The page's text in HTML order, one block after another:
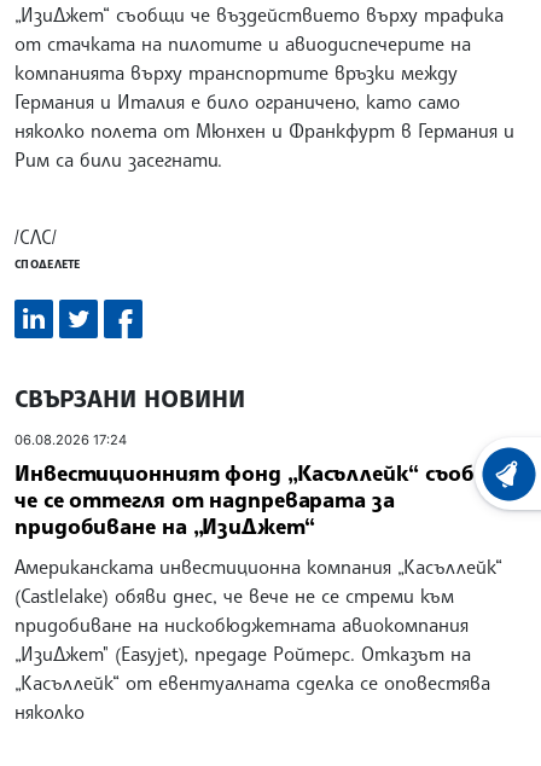
„ИзиДжет“ съобщи че въздействието върху трафика
от стачката на пилотите и авиодиспечерите на
компанията върху транспортите връзки между
Германия и Италия е било ограничено, като само
няколко полета от Мюнхен и Франкфурт в Германия и
Рим са били засегнати.
/СЛС/
СПОДЕЛЕТЕ
СВЪРЗАНИ НОВИНИ
06.08.2026 17:24
Инвестиционният фонд „Касъллейк“ съобщи,
че се оттегля от надпреварата за
придобиване на „ИзиДжет“
Американската инвестиционна компания „Касъллейк“
(Castlelake) обяви днес, че вече не се стреми към
придобиване на нискобюджетната авиокомпания
„ИзиДжет" (Easyjet), предаде Ройтерс. Отказът на
„Касъллейк“ от евентуалната сделка се оповестява
няколко